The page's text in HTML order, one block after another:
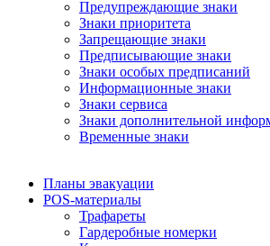
Предупреждающие знаки
Знаки приоритета
Запрещающие знаки
Предписывающие знаки
Знаки особых предписаний
Информационные знаки
Знаки сервиса
Знаки дополнительной
Временные знаки
Планы эвакуации
POS-материалы
Трафареты
Гардеробные номерки